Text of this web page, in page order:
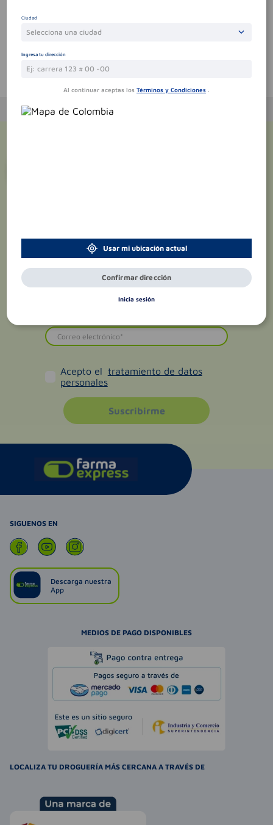
Sin comentarios.
Te puede interesar
Acepto el tratamiento de datos
personales
Suscribirme
SIGUENOS EN
Descarga nuestra
App
MEDIOS DE PAGO DISPONIBLES
LOCALIZA TU DROGUERÍA MÁS CERCANA A TRAVÉS DE
Ciudad
Selecciona una ciudad
Ingresa tu dirección
Al continuar aceptas los Términos y Condiciones .
Usar mi ubicación actual
Confirmar dirección
Inicia sesión